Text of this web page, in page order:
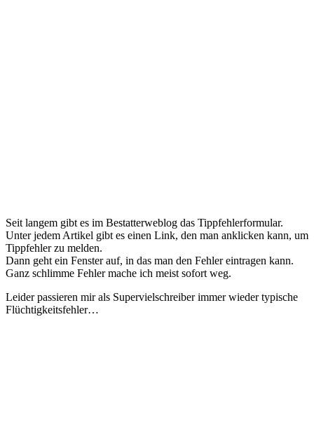
Seit langem gibt es im Bestatterweblog das Tippfehlerformular.
Unter jedem Artikel gibt es einen Link, den man anklicken kann, um
Tippfehler zu melden.
Dann geht ein Fenster auf, in das man den Fehler eintragen kann.
Ganz schlimme Fehler mache ich meist sofort weg.
Leider passieren mir als Supervielschreiber immer wieder typische
Flüchtigkeitsfehler…